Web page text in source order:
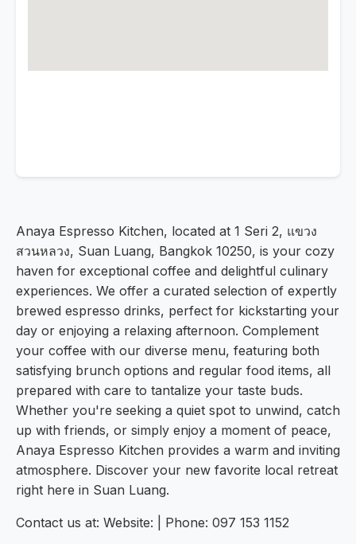
Anaya Espresso Kitchen, located at 1 Seri 2, แขวง
สวนหลวง, Suan Luang, Bangkok 10250, is your cozy
haven for exceptional coffee and delightful culinary
experiences. We offer a curated selection of expertly
brewed espresso drinks, perfect for kickstarting your
day or enjoying a relaxing afternoon. Complement
your coffee with our diverse menu, featuring both
satisfying brunch options and regular food items, all
prepared with care to tantalize your taste buds.
Whether you're seeking a quiet spot to unwind, catch
up with friends, or simply enjoy a moment of peace,
Anaya Espresso Kitchen provides a warm and inviting
atmosphere. Discover your new favorite local retreat
right here in Suan Luang.
Contact us at: Website: | Phone: 097 153 1152